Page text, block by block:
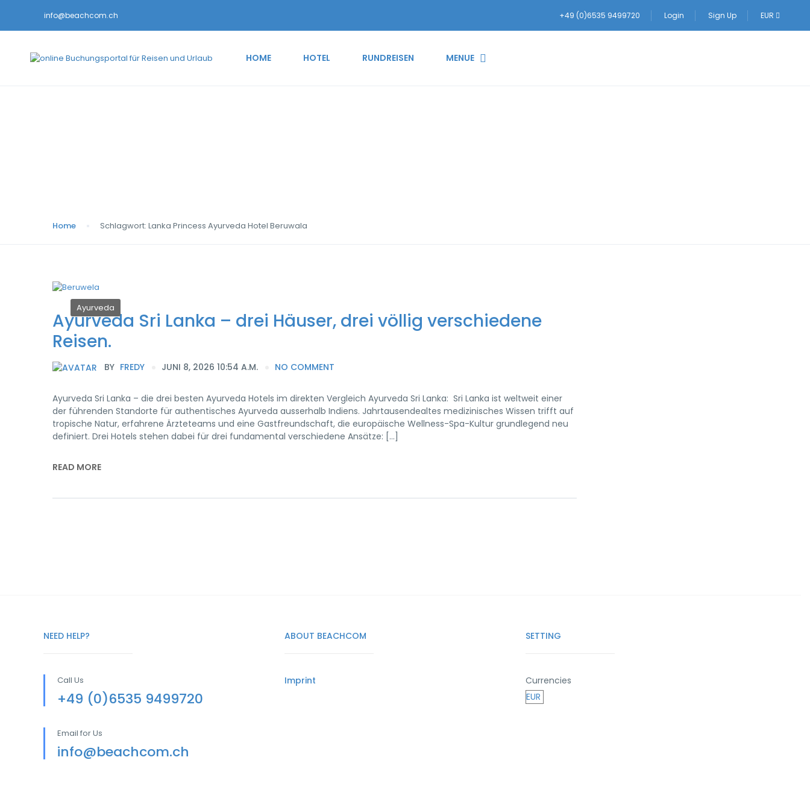
info@beachcom.ch +49 (0)6535 9499720 Login Sign Up EUR
HOME HOTEL RUNDREISEN MENUE
Home Schlagwort: Lanka Princess Ayurveda Hotel Beruwala
Ayurveda
Ayurveda Sri Lanka – drei Häuser, drei völlig verschiedene
Reisen.
BY FREDY JUNI 8, 2026 10:54 A.M. NO COMMENT
Ayurveda Sri Lanka – die drei besten Ayurveda Hotels im direkten Vergleich Ayurveda Sri Lanka: Sri Lanka ist weltweit einer
der führenden Standorte für authentisches Ayurveda ausserhalb Indiens. Jahrtausendealtes medizinisches Wissen trifft auf
tropische Natur, erfahrene Ärzteteams und eine Gastfreundschaft, die europäische Wellness-Spa-Kultur grundlegend neu
definiert. Drei Hotels stehen dabei für drei fundamental verschiedene Ansätze: […]
READ MORE
NEED HELP?
Call Us
+49 (0)6535 9499720
Email for Us
info@beachcom.ch
ABOUT BEACHCOM
Imprint
SETTING
Currencies